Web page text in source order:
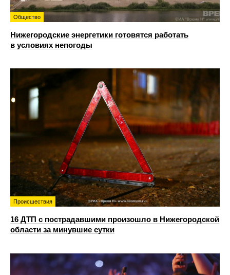
Общество
Нижегородские энергетики готовятся работать
в условиях непогоды
Происшествия
16 ДТП с пострадавшими произошло в Нижегородской
области за минувшие сутки